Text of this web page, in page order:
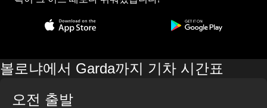
볼로냐에서 Garda까지 기차 시간표
오전 출발